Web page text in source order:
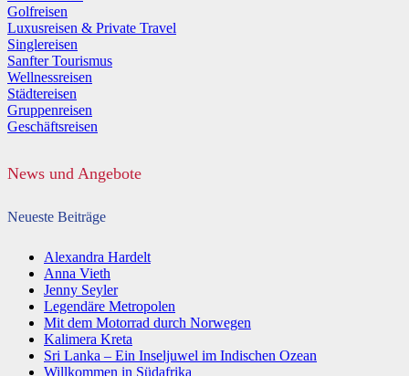
Golfreisen
Luxusreisen & Private Travel
Singlereisen
Sanfter Tourismus
Wellnessreisen
Städtereisen
Gruppenreisen
Geschäftsreisen
News und Angebote
Neueste Beiträge
Alexandra Hardelt
Anna Vieth
Jenny Seyler
Legendäre Metropolen
Mit dem Motorrad durch Norwegen
Kalimera Kreta
Sri Lanka – Ein Inseljuwel im Indischen Ozean
Willkommen in Südafrika